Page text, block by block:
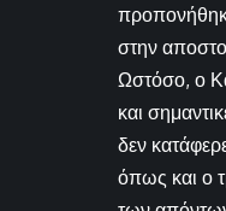
στην
Ωστόσο, ο
και
δεν
όπως και ο